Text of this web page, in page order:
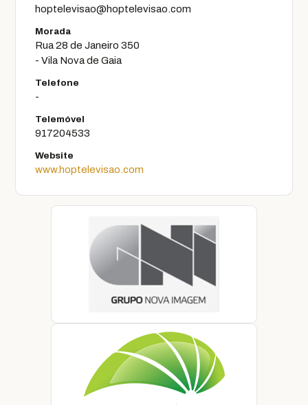
hoptelevisao@hoptelevisao.com
Morada
Rua 28 de Janeiro 350
- Vila Nova de Gaia
Telefone
-
Telemóvel
917204533
Website
www.hoptelevisao.com